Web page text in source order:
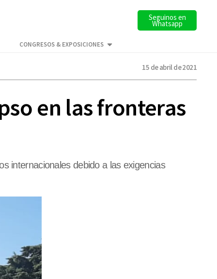
Seguinos en
Whatsapp
CONGRESOS & EXPOSICIONES
15 de abril de 2021
en las fronteras
internacionales debido a las exigencias